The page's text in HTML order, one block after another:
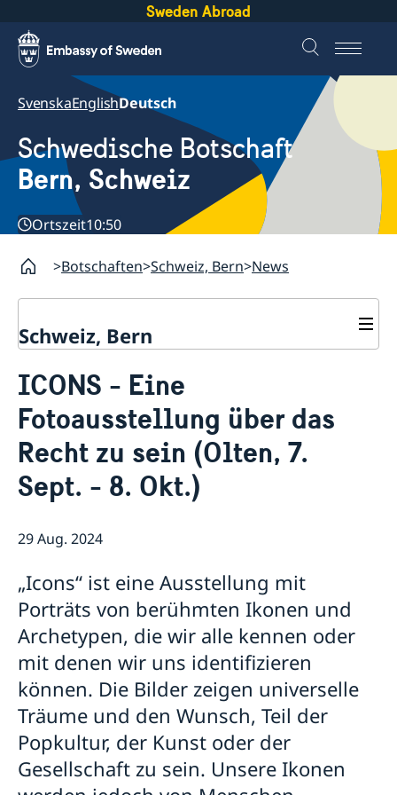
Sweden Abroad
SvenskaEnglishDeutsch
Schwedische Botschaft
Bern, Schweiz
Ortszeit10:50
Botschaften Schweiz, Bern News
Schweiz, Bern
Über uns
Datenschutzerklärung (GDPR)
News
Filmpremiere: “Hilma” in der Cinématte, Bern (25
September)
BiblioWeekend unter dem Motto „Die Segel
setzen/Mettre les voiles/Prendere il largo“ (24. – 26.
Titus Orchester Basel spielt August Söderman (26.
Fernweh Festival 2022
Neue Schwedische Filme 2022: The Most Beautiful
Boy in the World
Ausstellung "Mygration" in Bern (11. März bis 2.
Oktober 2022)
Paul Fägerskiöld in Thun (29/5 – 15/8)
Aktuelle Pippi-Forschung. Eine virtuelle Geburtstags-
Konferenz (27. Nov.)
Happy Birthday, Pippi Langstrumpf! Ausstellung zum
75. Geburtstag in Zürich (20. – 31. Okt.)
Best of “Swedish Shorts” in Bern (10. August, 20.00)
ICONS - Eine
Fotoausstellung über das
Recht zu sein (Olten, 7.
Sept. - 8. Okt.)
29 Aug. 2024
„Icons“ ist eine Ausstellung mit
Porträts von berühmten Ikonen und
Archetypen, die wir alle kennen oder
mit denen wir uns identifizieren
können. Die Bilder zeigen universelle
Träume und den Wunsch, Teil der
Popkultur, der Kunst oder der
Gesellschaft zu sein. Unsere Ikonen